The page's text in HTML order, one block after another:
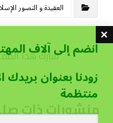
العقيدة و التصور
منشورات ذات
انضم إلى آلاف
زودنا بعنوان
منتظمة